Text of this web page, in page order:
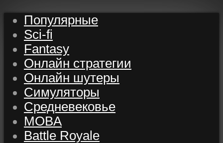
Популярные
Sci-fi
Fantasy
Онлайн стратегии
Онлайн шутеры
Симуляторы
Средневековье
MOBA
Battle Royale